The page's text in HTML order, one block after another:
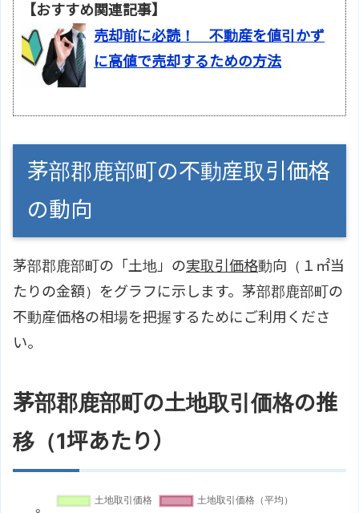
【おすすめ関連記事】
売却前に必読！ 不動産を値引かず
に高値で売却するための方法
茅部郡鹿部町の不動産取引価格
の動向
茅部郡鹿部町の「土地」の実取引価格動向（１㎡当
たりの金額）をグラフに示します。茅部郡鹿部町の
不動産価格の相場を把握するためにご利用くださ
い。
茅部郡鹿部町の土地取引価格の推
移（1坪あたり）